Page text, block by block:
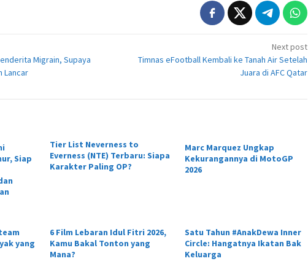
Migrain, Supaya
Lancar
Next post
Timnas eFootball Kembali ke Tanah Air Setelah
Juara di AFC Qatar
Siap
Tier List Neverness to
Everness (NTE) Terbaru: Siapa
Karakter Paling OP?
Marc Marquez Ungkap
Kekurangannya di MotoGP
2026
yang
6 Film Lebaran Idul Fitri 2026,
Kamu Bakal Tonton yang
Mana?
Satu Tahun #AnakDewa Inner
Circle: Hangatnya Ikatan Bak
Keluarga